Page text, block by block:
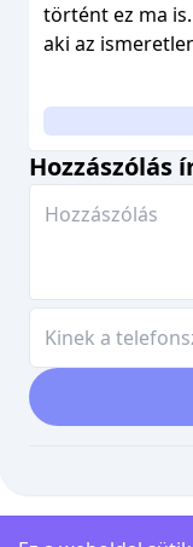
Hozzászólás
történt ez ma
aki az